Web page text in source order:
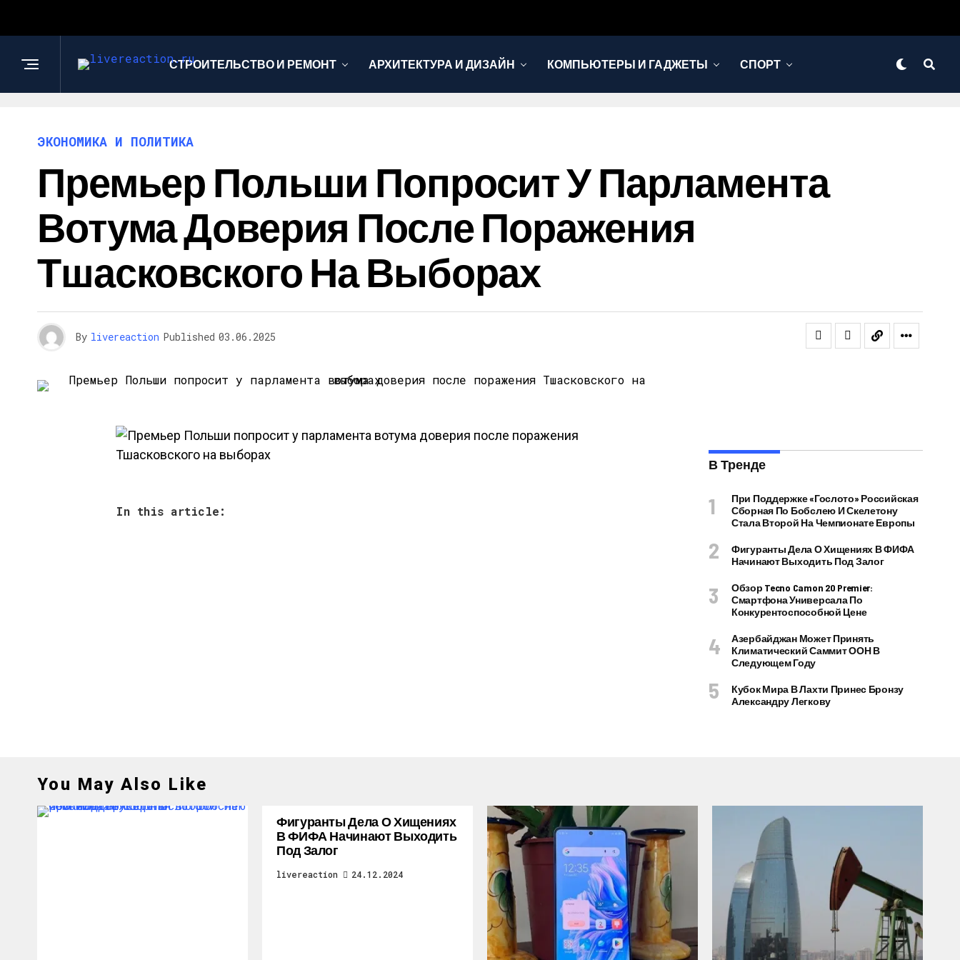
СТРОИТЕЛЬСТВО И РЕМОНТ АРХИТЕКТУРА И ДИЗАЙН КОМПЬЮТЕРЫ И ГАДЖЕТЫ СПОРТ
ЭКОНОМИКА И ПОЛИТИКА
Премьер Польши Попросит У Парламента
Вотума Доверия После Поражения
Тшасковского На Выборах
By livereaction Published 03.06.2025
In this article:
В Тренде
При Поддержке «Гослото» Российская
Сборная По Бобслею И Скелетону
Стала Второй На Чемпионате Европы
Фигуранты Дела О Хищениях В ФИФА
Начинают Выходить Под Залог
Обзор Tecno Camon 20 Premier:
Смартфона Универсала По
Конкурентоспособной Цене
Азербайджан Может Принять
Климатический Саммит ООН В
Следующем Году
Кубок Мира В Лахти Принес Бронзу
Александру Легкову
You May Also Like
Фигуранты Дела О Хищениях
В ФИФА Начинают Выходить
Под Залог
livereaction 24.12.2024